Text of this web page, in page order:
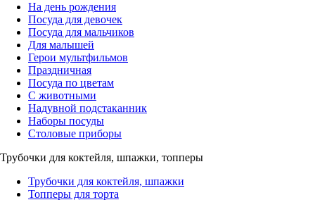
На день рождения
Посуда для девочек
Посуда для мальчиков
Для малышей
Герои мультфильмов
Праздничная
Посуда по цветам
С животными
Надувной подстаканник
Наборы посуды
Столовые приборы
Трубочки для коктейля, шпажки, топперы
Трубочки для коктейля, шпажки
Топперы для торта